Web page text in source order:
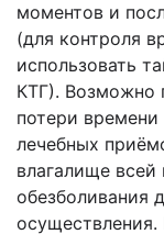
моментов и
(для контроля
использовать
КТГ). Возможно
потери
лечебных
влагалище
обезболивания